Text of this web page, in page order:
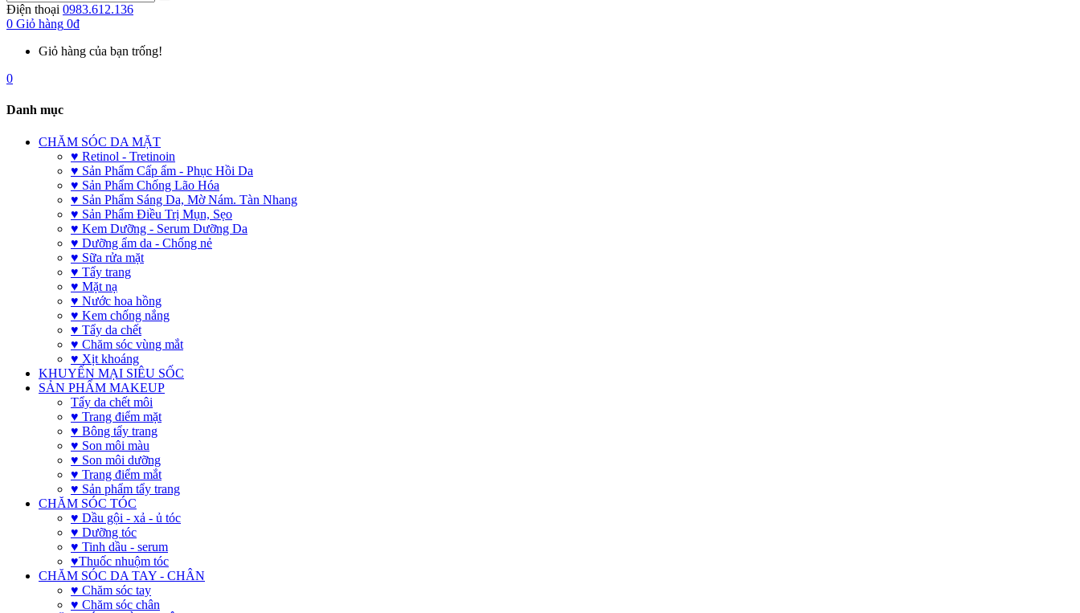
Điện thoại 0983.612.136
0 Giỏ hàng 0đ
Giỏ hàng của bạn trống!
0
Danh mục
CHĂM SÓC DA MẶT
♥ Retinol - Tretinoin
♥ Sản Phẩm Cấp ẩm - Phục Hồi Da
♥ Sản Phẩm Chống Lão Hóa
♥ Sản Phẩm Sáng Da, Mờ Nám. Tàn Nhang
♥ Sản Phẩm Điều Trị Mụn, Sẹo
♥ Kem Dưỡng - Serum Dưỡng Da
♥ Dưỡng ẩm da - Chống nẻ
♥ Sữa rửa mặt
♥ Tẩy trang
♥ Mặt nạ
♥ Nước hoa hồng
♥ Kem chống nắng
♥ Tẩy da chết
♥ Chăm sóc vùng mắt
♥ Xịt khoáng
KHUYẾN MẠI SIÊU SỐC
SẢN PHẨM MAKEUP
Tẩy da chết môi
♥ Trang điểm mặt
♥ Bông tẩy trang
♥ Son môi màu
♥ Son môi dưỡng
♥ Trang điểm mắt
♥ Sản phẩm tẩy trang
CHĂM SÓC TÓC
♥ Dầu gội - xả - ủ tóc
♥ Dưỡng tóc
♥ Tinh dầu - serum
♥Thuốc nhuộm tóc
CHĂM SÓC DA TAY - CHÂN
♥ Chăm sóc tay
♥ Chăm sóc chân